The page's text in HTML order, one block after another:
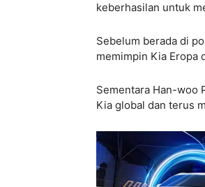
keberhasilan untuk
Sebelum berada di
memimpin Kia Eropa
Sementara Han-woo
Kia global dan terus